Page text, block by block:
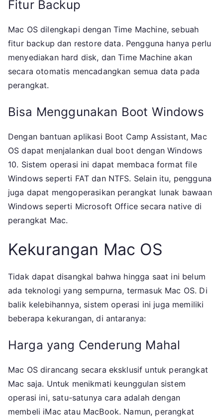
Fitur Backup
Mac OS dilengkapi dengan Time Machine, sebuah
fitur backup dan restore data. Pengguna hanya perlu
menyediakan hard disk, dan Time Machine akan
secara otomatis mencadangkan semua data pada
perangkat.
Bisa Menggunakan Boot Windows
Dengan bantuan aplikasi Boot Camp Assistant, Mac
OS dapat menjalankan dual boot dengan Windows
10. Sistem operasi ini dapat membaca format file
Windows seperti FAT dan NTFS. Selain itu, pengguna
juga dapat mengoperasikan perangkat lunak bawaan
Windows seperti Microsoft Office secara native di
perangkat Mac.
Kekurangan Mac OS
Tidak dapat disangkal bahwa hingga saat ini belum
ada teknologi yang sempurna, termasuk Mac OS. Di
balik kelebihannya, sistem operasi ini juga memiliki
beberapa kekurangan, di antaranya:
Harga yang Cenderung Mahal
Mac OS dirancang secara eksklusif untuk perangkat
Mac saja. Untuk menikmati keunggulan sistem
operasi ini, satu-satunya cara adalah dengan
membeli iMac atau MacBook. Namun, perangkat